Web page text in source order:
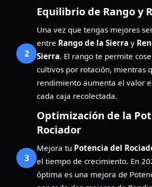
2
Equilibrio de Rango y
Una vez que tengas mejores
entre Rango de la Sierra y
Sierra. El rango te permite
cultivos por rotación, mientras
rendimiento aumenta el valor
cada caja recolectada.
3
Optimización de la
Rociador
Mejora tu Potencia del
el tiempo de crecimiento. En
óptima es una mejora de